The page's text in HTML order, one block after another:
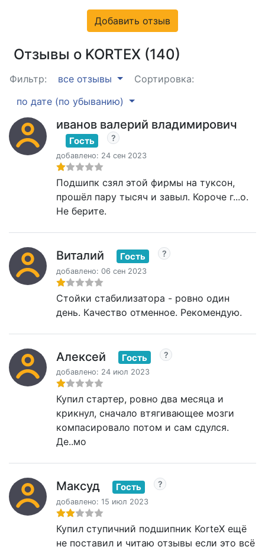
Добавить отзыв
Отзывы о KORTEX (140)
Фильтр: все отзывы
Сортировка:
по дате (по убыванию)
иванов валерий владимирович
Гость
добавлено: 24 сен 2023
Подшипк сзял этой фирмы на туксон,
прошёл пару тысяч и завыл. Короче г...о.
Не берите.
Виталий Гость
добавлено: 06 сен 2023
Стойки стабилизатора - ровно один
день. Качество отменное. Рекомендую.
Алексей Гость
добавлено: 24 июл 2023
Купил стартер, ровно два месяца и
крикнул, сначало втягивающее мозги
компасировало потом и сам сдулся.
Де..мо
Максуд Гость
добавлено: 15 июл 2023
Купил ступичний подшипник KorteX ещё
не поставил и читаю отзывы если это всё